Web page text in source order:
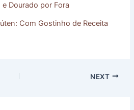
Dourado por Fora
Com Gostinho de Receita
NEXT